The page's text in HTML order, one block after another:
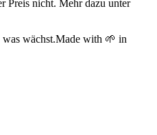
Preis nicht. Mehr dazu unter
wächst.Made with 🌱 in